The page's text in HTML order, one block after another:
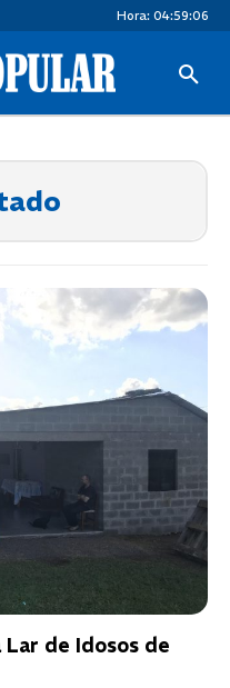
Hora: 04:59:07
de Idosos de